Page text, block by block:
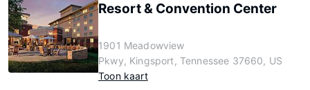
Resort & Convention Center
1901 Meadowview
Pkwy, Kingsport, Tennessee 37660, US
Toon kaart